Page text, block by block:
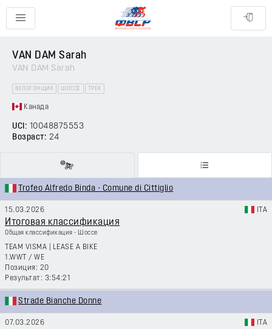
VAN DAM Sarah
VAN DAM Sarah
ВЕЛОГОНЩИК ШОССЕ ТРЕК
Канада
UCI: 10048875553
Возраст: 24
Trofeo Alfredo Binda - Comune di Cittiglio
15.03.2026 ITA
Итоговая классификация
Общая классификация - Шоссе
TEAM VISMA | LEASE A BIKE
1.WWT / WE
20
3:54:21
Strade Bianche Donne
07.03.2026 ITA